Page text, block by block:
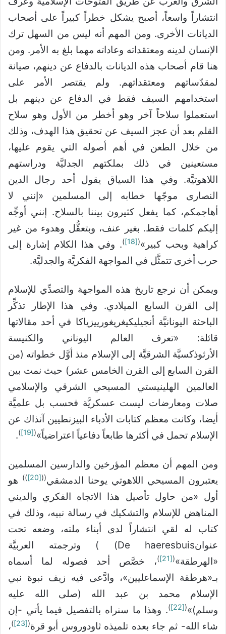
انتشاراً واسعاً، أصبح يشكل خطراً كبيراً على أصحاب
الديانات الأخرى. ومن المهم أنه ليس من السهل ترك
الإنسان لدينه ومعتقداته وعاداته مهما بلغ به الأمر. ومن
هنا قام أصحاب هذه الديانات بالدفاع عن دينهم، صيانة
لمقدّساتهم ومعتقداتهم. ولم يقتصر الأمر على
استخدامهم السيف فقط في الدفاع عن دينهم بل
استعملوا سلاحاً آخر وهو أخطر من الأول وهو سلاح
القلم بعد أن عجز السيف عن تحقيق هذا الهدف، وذلك
من خلال الطعن في أهم أصوله التي يقوم عليها،
مستعينين في ذلك بملكتهم الجدليَّة ودراستهم
اللاهوتيَّة. وفي هذا السياق يقول أحد رجال الدين
النصارى موجّها خطابه إلى المسلمين «إنني لا
أهاجمكم، كما يفعل كثيرون بيننا بالسلاح. إنني أوجِّه
إليكم كلمات فقط. بغير عنف، وبتعقُّل وهدوء من غير
كراهية وبحب كبير»(
[18]
). وفي هذا الكلام إشارة إلى
حرب أخرى تتمثَّل في المواجهة الفكريَّة والجدليَّة.
ويمكن أن نرجع تاريخ هذه المواجهة والتصدِّي للإسلام
إلى القرن السابع الميلادي. وفي هذا الإطار تذكِّر
الباحثة اليونانيَّة أنجيليكيغريغورييزياكا في أحد مقالاتها
قائلة: «تعرف العالم اليوناني والكنيسة
الأرثوذكسيَّة الشرقيَّة إلى الإسلام منذ أوَّل خطواته (من
القرن السابع إلى القرن الخامس عشر) حيث نمت بين
العالمين الهلينيستي المسيحي الشرقي والإسلامي
صلات ومعارضات ليست عسكريَّة فحسب بل علميَّة
أيضا، وكانت معظم كتابات الأدباء البيزنطيين آنذاك عن
الإسلام تحمل في أكثرها طابعاً دفاعياً اعتراضياً»(
[19]
)
.
ومن المهم أن معظم المؤرخين والدارسين المسلمين
يعتبرون المسيحي اللاهوتي يوحنا الدمشقي((
[20]
)) هو
أول «من حاول تأصيل هذا الاتجاه الفكري والديني
المناهض للإسلام والتشكيك في رسالة نبيه، وذلك في
كتاب له لقي انتشاراً لدى أبناء ملته، وضعه تحت
عنوانDe haeresbuis) ) وترجمته العربيَّة
«الهرطقة»(
[21]
)، خصَّص أحد فصوله لما أسماه
بـ«هرطقة الإسماعليين»، وادَّعى فيه زيف نبوة نبي
الإسلام محمد بن عبد الله (صلى الله عليه
وسلم)»(
[22]
). وهذا ما سنراه بالتفصيل فيما يأتي -إن
شاء الله- ثم جاء بعده تلميذه ثاودوروس أبو قرة(
[23]
)،